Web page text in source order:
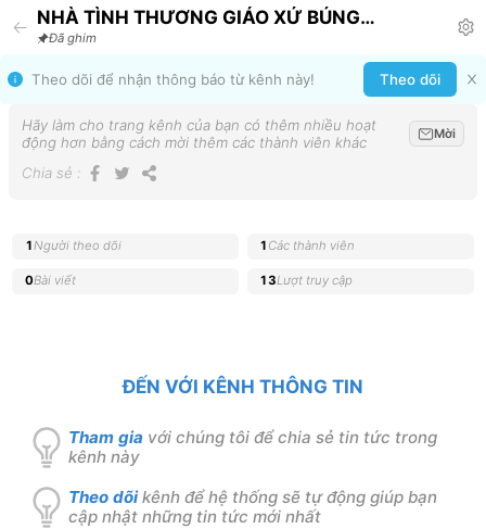
NHÀ TÌNH THƯƠNG GIÁO XỨ BÚNG
Announcement
Đã ghim
Theo dõi để nhận thông báo từ kênh này! Theo dõi
Hãy làm cho trang kênh của bạn có thêm nhiều hoạt
động hơn bằng cách mời thêm các thành viên khác
Mời
Chia sẻ :
1Người theo dõi 1 Các thành viên
0Bài viết 13Lượt truy cập
ĐẾN VỚI KÊNH THÔNG TIN
Tham gia với chúng tôi để chia sẻ tin tức trong
kênh này
Theo dõi kênh để hệ thống sẽ tự động giúp bạn
cập nhật những tin tức mới nhất